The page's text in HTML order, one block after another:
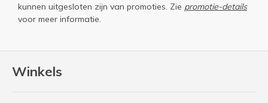
Winkels
kunnen uitgesloten zijn van promoties. Zie promotie-details
voor meer informatie.